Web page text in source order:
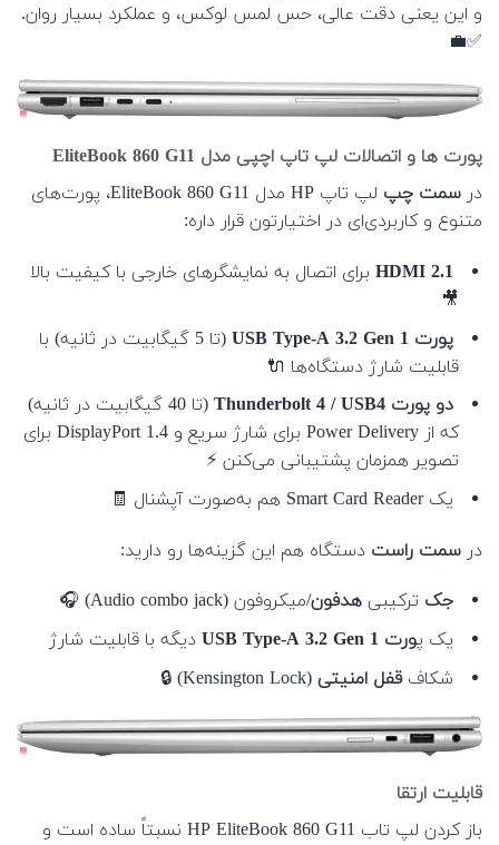
و این یعنی دقت عالی، حس لمس لوکس، و عملکرد بسیار روان.
✅💼
پورت ها و اتصالات لپ تاپ اچپی مدل EliteBook 860 G11
در سمت چپ
لپ تاپ HP مدل EliteBook 860 G11، پورت‌های
متنوع و کاربردی‌ای در اختیارتون قرار داره:
برای اتصال به نمایشگرهای خارجی با کیفیت بالا
🎥
پورت USB Type-A 3.2 Gen 1
(تا 5 گیگابیت در ثانیه) با
قابلیت شارژ دستگاه‌ها 🔌
دو پورت Thunderbolt 4 / USB4
(تا 40 گیگابیت در ثانیه)
که از Power Delivery برای شارژ سریع و DisplayPort 1.4 برای
تصویر همزمان پشتیبانی می‌کنن ⚡
یک Smart Card Reader هم به‌صورت آپشنال 🧾
در سمت راست دستگاه هم این گزینه‌ها رو دارید:
جک ترکیبی هدفون/میکروفون (Audio combo jack) 🎧
یک پورت USB Type-A 3.2 Gen 1
دیگه با قابلیت شارژ
شکافقفل امنیتی(Kensington Lock) 🔒
قابلیت ارتقا
باز کردن لپ تاب HP EliteBook 860 G11 نسبتاً ساده است و